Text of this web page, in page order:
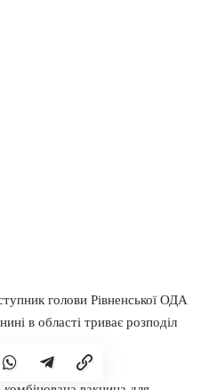
голови Рівненської ОДА
в області триває розподіл